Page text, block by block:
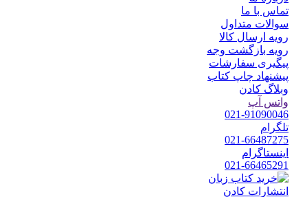
تماس با ما
سوالات متداول
رویه ارسال کالا
رویه بازگشت وجه
پیگیری سفارشات
پیشنهاد چاپ کتاب
وبلاگ کادن
واتس آپ
021-91090046
تلگرام
021-66487275
اینستاگرام
021-66465291